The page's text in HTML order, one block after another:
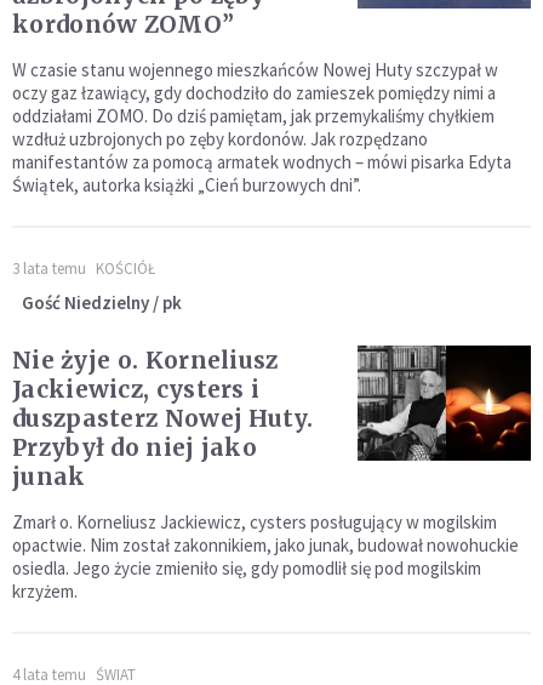
kordonów ZOMO”
W czasie stanu wojennego mieszkańców Nowej Huty szczypał w
oczy gaz łzawiący, gdy dochodziło do zamieszek pomiędzy nimi a
oddziałami ZOMO. Do dziś pamiętam, jak przemykaliśmy chyłkiem
wzdłuż uzbrojonych po zęby kordonów. Jak rozpędzano
manifestantów za pomocą armatek wodnych – mówi pisarka Edyta
Świątek, autorka książki „Cień burzowych dni”.
3 lata temu KOŚCIÓŁ
Gość Niedzielny / pk
Nie żyje o. Korneliusz
Jackiewicz, cysters i
duszpasterz Nowej Huty.
Przybył do niej jako
junak
Zmarł o. Korneliusz Jackiewicz, cysters posługujący w mogilskim
opactwie. Nim został zakonnikiem, jako junak, budował nowohuckie
osiedla. Jego życie zmieniło się, gdy pomodlił się pod mogilskim
krzyżem.
4 lata temu ŚWIAT